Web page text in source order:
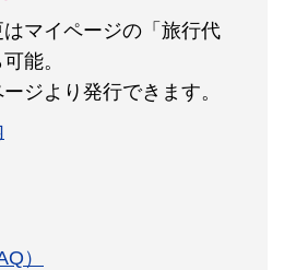
マイページの「旅行代
能。
ジより発行できます。
）